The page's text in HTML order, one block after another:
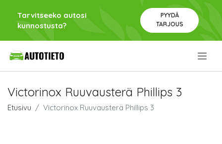
Tarvitseeko autosi
kunnostusta?
PYYDÄ
TARJOUS
Victorinox Ruuvausterä Phillips 3
Etusivu Victorinox Ruuvausterä Phillips 3